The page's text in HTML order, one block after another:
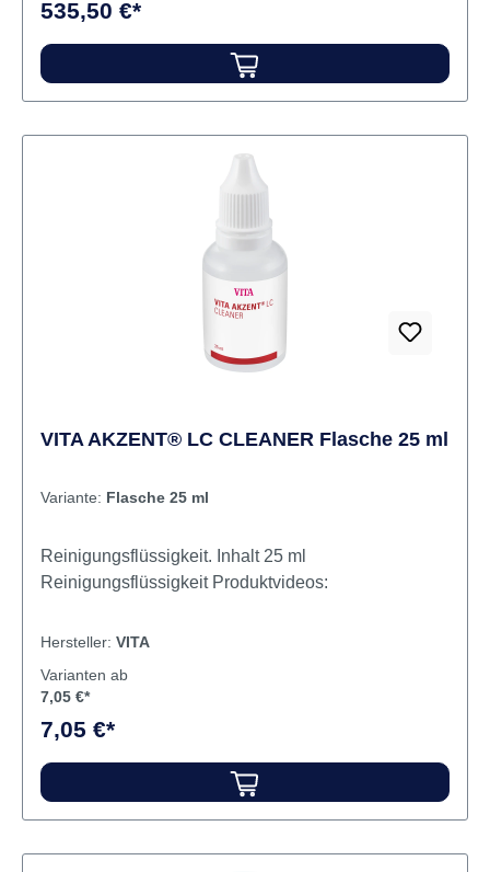
Materialien. Mit ihrer mikrofeinen Partikelstruktur und
dem erhöhten Glasanteil beeindrucken diese
fluoreszierenden Pulvermalfarben und
Glasurmassen nicht nur optisch; auch freut sich der
homogenen Massen und ihre außerordentlich hohe
Deckkraft. Zwei unterschiedlich viskose
Lichtbrechungsindizes erweitern das VINTAGE Art
Universal System und schaffen zusätzliche
Möglichkeiten – sowohl bei der konventionellen 2D-
Maltechnik für Schichtkeramiken wie auch bei der
3D-Maltechnik für monolithische Restaurationen.
535,50 €*
VITA AKZENT® LC CLEANER Flasche 25 ml
Variante: Flasche 25 ml
Reinigungsflüssigkeit. Inhalt 25 ml
Hersteller: VITA
Varianten ab
7,05 €*
7,05 €*